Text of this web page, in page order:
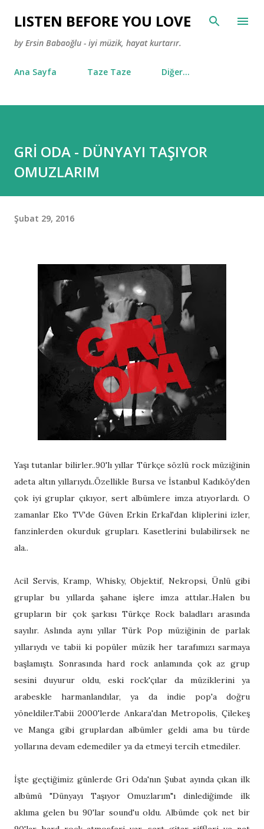
Ana içeriğe atla
LISTEN BEFORE YOU LOVE
by Ersin Babaoğlu - iyi müzik, hayat kurtarır.
Ana Sayfa Taze Taze Diğer…
GRİ ODA - DÜNYAYI TAŞIYOR
OMUZLARIM
Şubat 29, 2016
Yaşı tutanlar bilirler..90'lı yıllar Türkçe sözlü rock müziğinin
adeta altın yıllarıydı..Özellikle Bursa ve İstanbul Kadıköy'den
çok iyi gruplar çıkıyor, sert albümlere imza atıyorlardı. O
zamanlar Eko TV'de Güven Erkin Erkal'dan kliplerini izler,
fanzinlerden okurduk grupları. Kasetlerini bulabilirsek ne
ala..
Acil Servis, Kramp, Whisky, Objektif, Nekropsi, Ünlü gibi
gruplar bu yıllarda şahane işlere imza attılar..Halen bu
grupların bir çok şarkısı Türkçe Rock baladları arasında
sayılır. Aslında aynı yıllar Türk Pop müziğinin de parlak
yıllarıydı ve tabii ki popüler müzik her tarafımızı sarmaya
başlamıştı. Sonrasında hard rock anlamında çok az grup
sesini duyurur oldu, eski rock'çılar da müziklerini ya
arabeskle harmanlandılar, ya da indie pop'a doğru
yöneldiler.Tabii 2000'lerde Ankara'dan Metropolis, Çilekeş
ve Manga gibi gruplardan albümler geldi ama bu türde
yollarına devam edemediler ya da etmeyi tercih etmediler.
İşte geçtiğimiz günlerde Gri Oda'nın Şubat ayında çıkan ilk
albümü "Dünyayı Taşıyor Omuzlarım"ı dinlediğimde ilk
aklıma gelen bu 90'lar sound'u oldu. Albümde çok net bir